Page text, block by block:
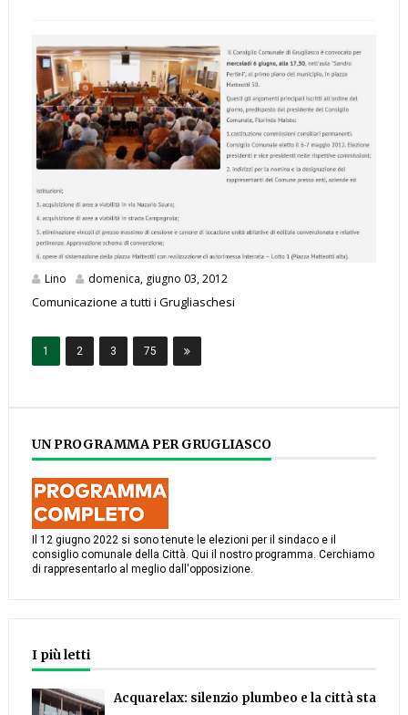
Lino domenica, giugno 03, 2012
Comunicazione a tutti i Grugliaschesi
1 2 3 75
UN PROGRAMMA PER GRUGLIASCO
Il 12 giugno 2022 si sono tenute le elezioni per il sindaco e il
consiglio comunale della Città. Qui il nostro programma. Cerchiamo
di rappresentarlo al meglio dall'opposizione.
I più letti
Acquarelax: silenzio plumbeo e la città sta